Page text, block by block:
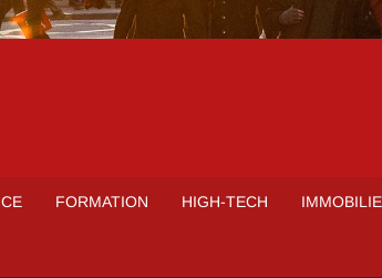
FORMATION HIGH-TECH